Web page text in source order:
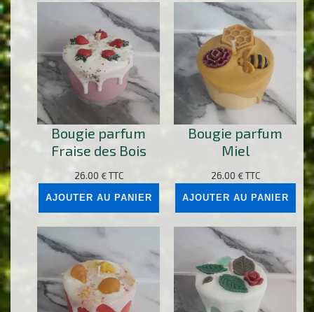
Bougie parfum
Fraise des Bois
26.00 € TTC
AJOUTER AU PANIER
Bougie parfum
Miel
26.00 € TTC
AJOUTER AU PANIER